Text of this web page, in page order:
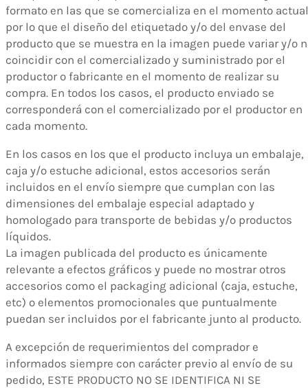
formato en las que se comercializa en el momento
por lo que el diseño del etiquetado y/o del envase del
producto que se muestra en la imagen puede variar y/o
coincidir con el comercializado y suministrado por el
productor o fabricante en el momento de realizar su
compra. En todos los casos, el producto enviado se
corresponderá con el comercializado por el productor en
cada momento.
En los casos en los que el producto incluya un embalaje,
caja y/o estuche adicional, estos accesorios serán
incluidos en el envío siempre que cumplan con las
dimensiones del embalaje especial adaptado y
homologado para transporte de bebidas y/o productos
líquidos.
La imagen publicada del producto es únicamente
relevante a efectos gráficos y puede no mostrar otros
accesorios como el packaging adicional (caja, estuche,
etc) o elementos promocionales que puntualmente
puedan ser incluidos por el fabricante junto al producto.
A excepción de requerimientos del comprador e
informados siempre con carácter previo al envío de su
pedido, ESTE PRODUCTO NO SE IDENTIFICA NI SE